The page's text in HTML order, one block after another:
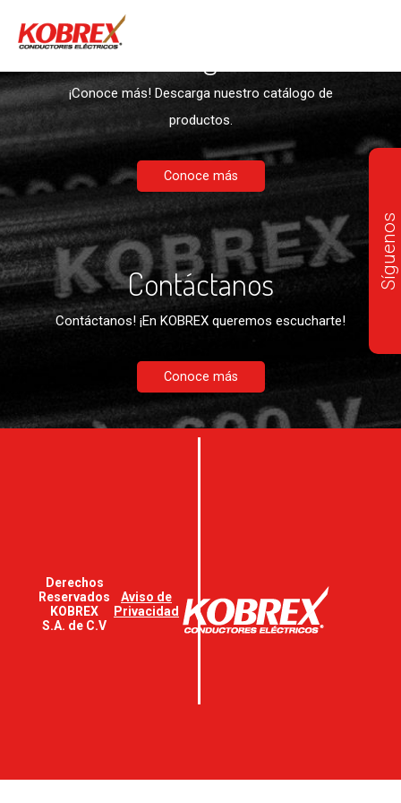
Síguenos
¡Conoce más! Descarga nuestro catálogo de
productos.
Conoce más
Contáctanos
Contáctanos! ¡En KOBREX queremos escucharte!
Conoce más
Derechos
Reservados
KOBREX
S.A. de C.V
Aviso de
Privacidad